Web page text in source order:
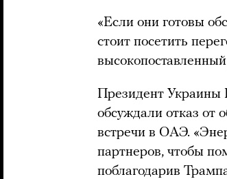
«Если они готовы
стоит посетить
Президент Украины
обсуждали отказ от
встречи в ОАЭ.
партнеров, чтобы
поблагодарив